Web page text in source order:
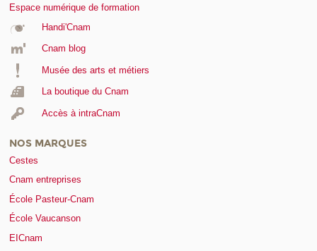
Espace numérique de formation
Handi'Cnam
Cnam blog
Musée des arts et métiers
La boutique du Cnam
Accès à intraCnam
NOS MARQUES
Cestes
Cnam entreprises
École Pasteur-Cnam
École Vaucanson
EICnam